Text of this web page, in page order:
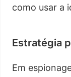
como usar a
Estratégia
Em